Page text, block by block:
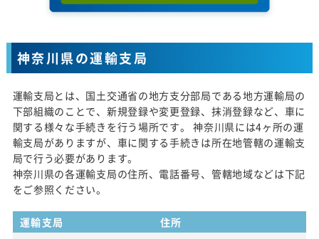
神奈川県の運輸支局
運輸支局とは、国土交通省の地方支分部局である地方運輸局の
下部組織のことで、新規登録や変更登録、抹消登録など、車に
関する様々な手続きを行う場所です。 神奈川県には4ヶ所の運
輸支局がありますが、車に関する手続きは所在地管轄の運輸支
局で行う必要があります。
神奈川県の各運輸支局の住所、電話番号、管轄地域などは下記
をご参照ください。
運輸支局 住所